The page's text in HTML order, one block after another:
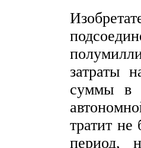
затраты
суммы в
тратит
период,